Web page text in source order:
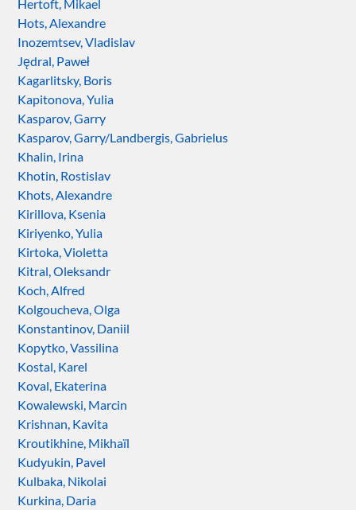
Hertoft, Mikael
Hots, Alexandre
Inozemtsev, Vladislav
Jędral, Paweł
Kagarlitsky, Boris
Kapitonova, Yulia
Kasparov, Garry
Kasparov, Garry/Landbergis, Gabrielus
Khalin, Irina
Khotin, Rostislav
Khots, Alexandre
Kirillova, Ksenia
Kiriyenko, Yulia
Kirtoka, Violetta
Kitral, Oleksandr
Koch, Alfred
Kolgoucheva, Olga
Konstantinov, Daniil
Kopytko, Vassilina
Kostal, Karel
Koval, Ekaterina
Kowalewski, Marcin
Krishnan, Kavita
Kroutikhine, Mikhaïl
Kudyukin, Pavel
Kulbaka, Nikolai
Kurkina, Daria